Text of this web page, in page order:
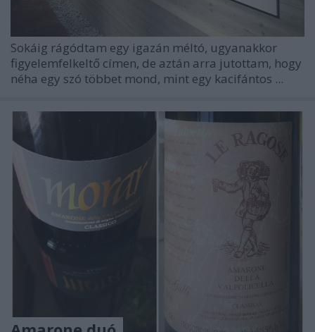
Sokáig rágódtam egy igazán méltó, ugyanakkor
figyelemfelkeltő címen, de aztán arra jutottam, hogy
néha egy szó többet mond, mint egy kacifántos ...